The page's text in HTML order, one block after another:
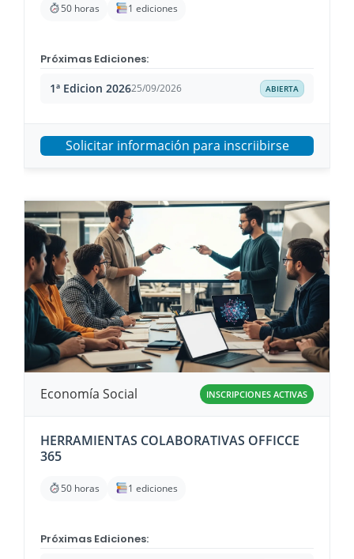
50 horas 1 ediciones
Próximas Ediciones:
1ª Edicion 202625/09/2026 ABIERTA
Solicitar información para inscriibirse
Economía Social INSCRIPCIONES ACTIVAS
HERRAMIENTAS COLABORATIVAS OFFICCE
365
50 horas 1 ediciones
Próximas Ediciones: